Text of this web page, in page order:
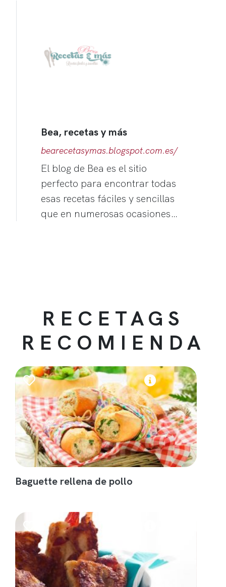
Bea, recetas y más
bearecetasymas.blogspot.com.es/
El blog de Bea es el sitio
perfecto para encontrar todas
esas recetas fáciles y sencillas
que en numerosas ocasiones…
RECETAGS
RECOMIENDA
Baguette rellena de pollo